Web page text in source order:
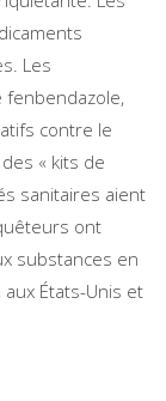
Les
fenbendazole,
contre le
« kits de
sanitaires aient
ont
substances en
États-Unis et